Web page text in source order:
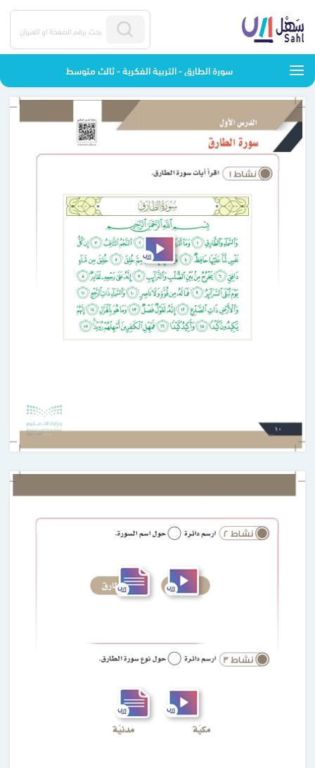
سورة الطارق - التربية الفكرية - ثالث متوسط